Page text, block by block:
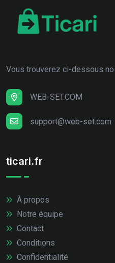
Vous trouverez ci-dessous
WEB-SET.COM
support@web-set.com
ticari.fr
À propos
Notre équipe
Contact
Conditions
Confidentialité